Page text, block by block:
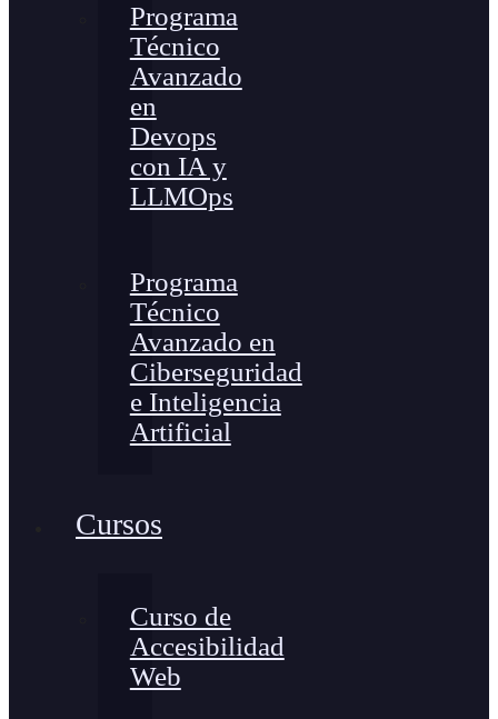
Programa
Técnico
Avanzado
en
Devops
con IA y
LLMOps
Programa
Técnico
Avanzado en
Ciberseguridad
e Inteligencia
Artificial
Cursos
Curso de
Accesibilidad
Web